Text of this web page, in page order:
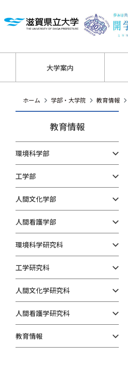
大学案内
ホーム 学部・大学院 教育情報
教育情報
環境科学部
工学部
人間文化学部
人間看護学部
環境科学研究科
工学研究科
人間文化学研究科
人間看護学研究科
教育情報